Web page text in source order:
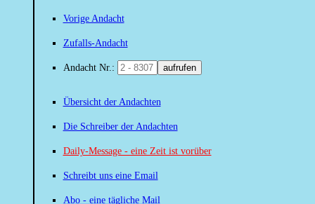
Vorige Andacht
Zufalls-Andacht
Andacht Nr.: aufrufen
Übersicht der Andachten
Die Schreiber der Andachten
Daily-Message - eine Zeit ist vorüber
Schreibt uns eine Email
Abo - eine tägliche Mail